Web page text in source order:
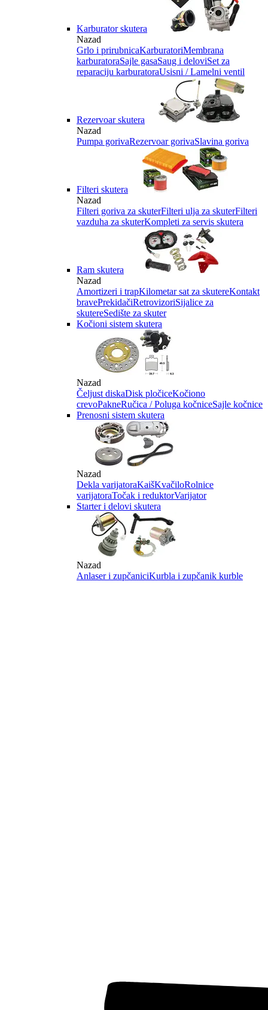
Karburator skutera
Nazad
Grlo i prirubnicaKarburatoriMembrana
karburatoraSajle gasaSaug i deloviSet za
reparaciju karburatoraUsisni / Lamelni ventil
Rezervoar skutera
Nazad
Pumpa gorivaRezervoar gorivaSlavina goriva
Filteri skutera
Nazad
Filteri goriva za skuterFilteri ulja za skuterFilteri
vazduha za skuterKompleti za servis skutera
Ram skutera
Nazad
Amortizeri i trapKilometar sat za skutereKontakt
bravePrekidačiRetrovizoriSijalice za
skutereSedište za skuter
Kočioni sistem skutera
Nazad
Čeljust diskaDisk pločiceKočiono
crevoPakneRučica / Poluga kočniceSajle kočnice
Prenosni sistem skutera
Nazad
Dekla varijatoraKaišKvačiloRolnice
varijatoraTočak i reduktorVarijator
Starter i delovi skutera
Nazad
Anlaser i zupčaniciKurbla i zupčanik kurble